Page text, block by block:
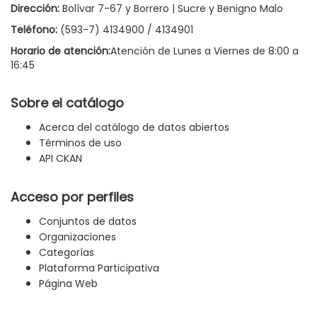
Dirección: Bolívar 7-67 y Borrero | Sucre y Benigno Malo
Teléfono: (593-7) 4134900 / 4134901
Horario de atención:Atención de Lunes a Viernes de 8:00 a
16:45
Sobre el catálogo
Acerca del catálogo de datos abiertos
Términos de uso
API CKAN
Acceso por perfiles
Conjuntos de datos
Organizaciones
Categorías
Plataforma Participativa
Página Web